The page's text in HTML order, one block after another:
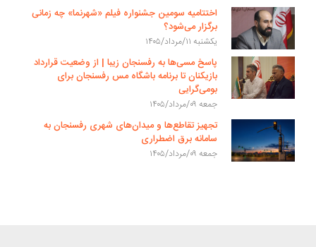
اختتامیه سومین جشنواره فیلم «شهرنما» چه زمانی
برگزار می‌شود؟
یکشنبه ۱۱/مرداد/۱۴۰۵
پاسخ مسی‌ها به رفسنجان زیبا | از وضعیت قرارداد
بازیکنان تا برنامه باشگاه مس رفسنجان برای
بومی‌گرایی
جمعه ۰۹/مرداد/۱۴۰۵
تجهیز تقاطع‌ها و میدان‌های شهری رفسنجان به
سامانه برق اضطراری
جمعه ۰۹/مرداد/۱۴۰۵